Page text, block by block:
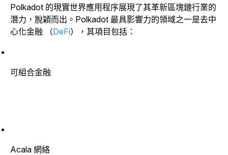
Polkadot 的現實世界應用程序展現了其革新區塊鏈行業的
潛力，脫穎而出。Polkadot 最具影響力的領域之一是去中
心化金融 （DeFi），其項目包括：
可組合金融
Acala 網絡